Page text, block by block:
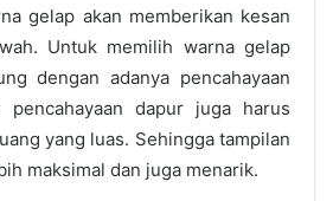
gelap akan memberikan kesan
Untuk memilih warna gelap
dengan adanya pencahayaan
dapur juga harus
yang luas. Sehingga tampilan
maksimal dan juga menarik.